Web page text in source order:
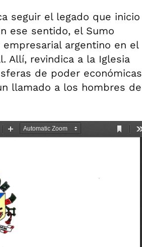
seguir el legado que inicio
ese sentido, el Sumo
argentino en el
Allí, revindica a la Iglesia
de poder económicas
llamado a los hombres de